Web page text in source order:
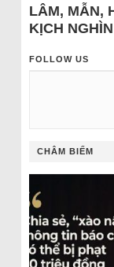
LÂM, MẪN,
KỊCH
FOLLOW US
CHÂM BIẾM